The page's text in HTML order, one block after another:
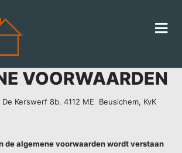
VOORWAARDEN
De Kerswerf 8b. 4112 ME Beusichem, KvK
de algemene voorwaarden wordt verstaan